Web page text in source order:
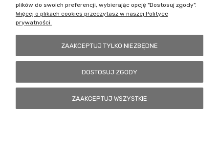
POKAŻ PEŁNĄ WERSJĘ STRONY
plików do swoich preferencji, wybierając opcję "Dostosuj zgody".
Więcej o plikach cookies przeczytasz w naszej Polityce
prywatności.
ZAAKCEPTUJ TYLKO NIEZBĘDNE
DOSTOSUJ ZGODY
ZAAKCEPTUJ WSZYSTKIE